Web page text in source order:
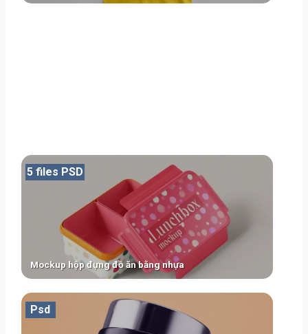
Mockup hộp đựng đồ ăn bằng nhựa
5 files PSD
Psd